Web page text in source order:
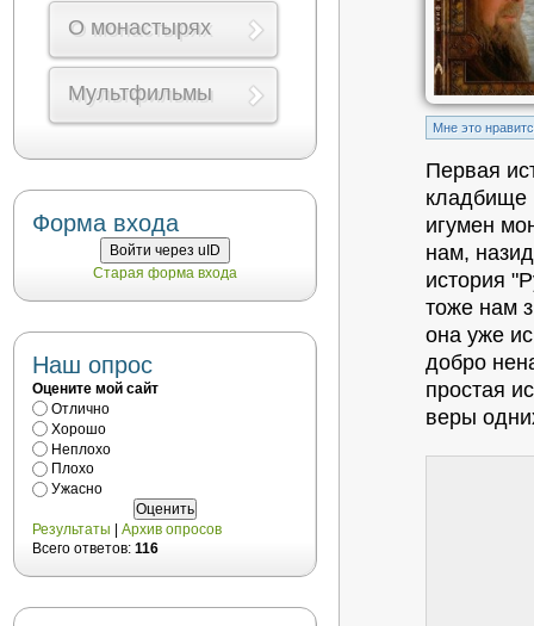
Mне это
Первая
кладбище
игумен
нам,
история
тоже нам
она уже
добро
простая
веры
О монастырях
Мультфильмы
Форма входа
Войти через uID
Старая форма входа
Наш опрос
Оцените мой сайт
Отлично
Хорошо
Неплохо
Плохо
Ужасно
Результаты
Архив опросов
Всего ответов: 116